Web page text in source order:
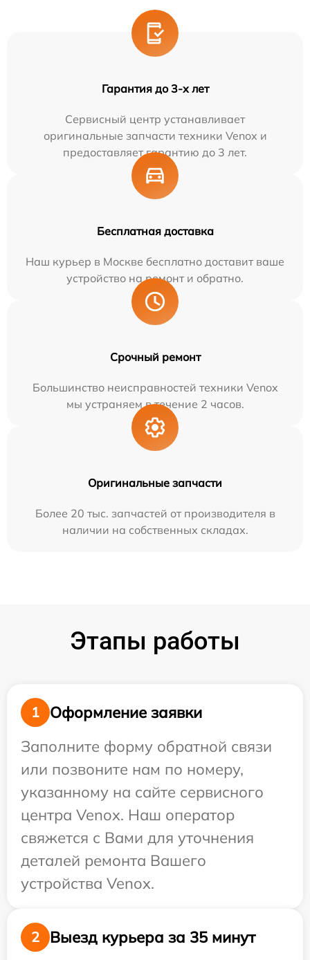
Гарантия до 3-х лет
Сервисный центр устанавливает
оригинальные запчасти техники Venox и
предоставляет гарантию до 3 лет.
Бесплатная доставка
Наш курьер в Москве бесплатно доставит ваше
устройство на ремонт и обратно.
Срочный ремонт
Большинство неисправностей техники Venox
мы устраняем в течение 2 часов.
Оригинальные запчасти
Более 20 тыс. запчастей от производителя в
наличии на собственных складах.
Этапы работы
1
Оформление заявки
Заполните форму обратной связи
или позвоните нам по номеру,
указанному на сайте сервисного
центра Venox. Наш оператор
свяжется с Вами для уточнения
деталей ремонта Вашего
устройства Venox.
2 Выезд курьера за 35 минут